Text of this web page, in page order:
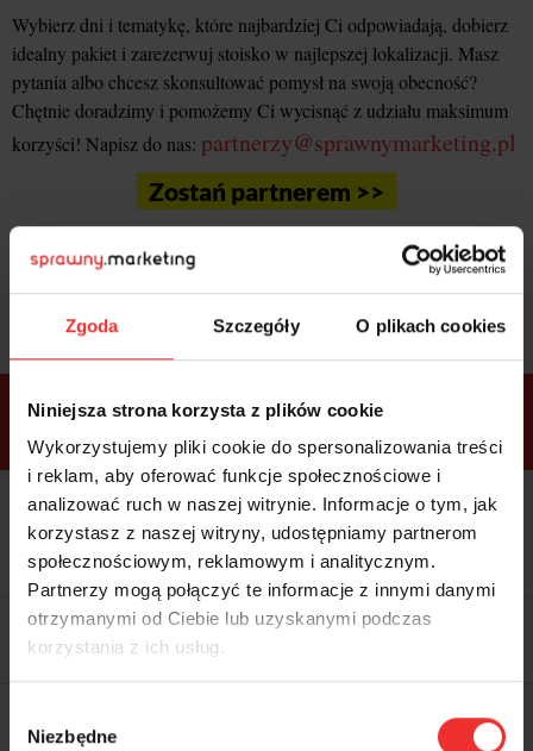
Zgoda Szczegóły O plikach cookies
Niniejsza strona korzysta z plików cookie
Wykorzystujemy pliki cookie do spersonalizowania treści
i reklam, aby oferować funkcje społecznościowe i
analizować ruch w naszej witrynie. Informacje o tym, jak
korzystasz z naszej witryny, udostępniamy partnerom
społecznościowym, reklamowym i analitycznym.
Partnerzy mogą połączyć te informacje z innymi danymi
otrzymanymi od Ciebie lub uzyskanymi podczas
korzystania z ich usług.
zgody
Niezbędne
Wybierz dni i tematykę, które najbardziej Ci odpowiadają, dobierz
idealny pakiet i zarezerwuj stoisko w najlepszej lokalizacji. Masz
pytania albo chcesz skonsultować pomysł na swoją obecność?
Chętnie doradzimy i pomożemy Ci wycisnąć z udziału maksimum
korzyści! Napisz do nas: partnerzy@sprawnymarketing.pl
Zostań partnerem >>
Sprawdź bonusyi wybierz bilet
ramach
pakietów
VIP Premium
Kolacja z prelegentami i before
party (Hotel Sheraton, 27.10) tylko
wbilecie ALLPASS VIP
Dostępne
tylko w
bilecie
ALLPASS
VIP
Dedykowana strefa VIP z
możliwością networkingu z
prelegentami i wystawcami w
WARTOŚĆ: 1970 zł